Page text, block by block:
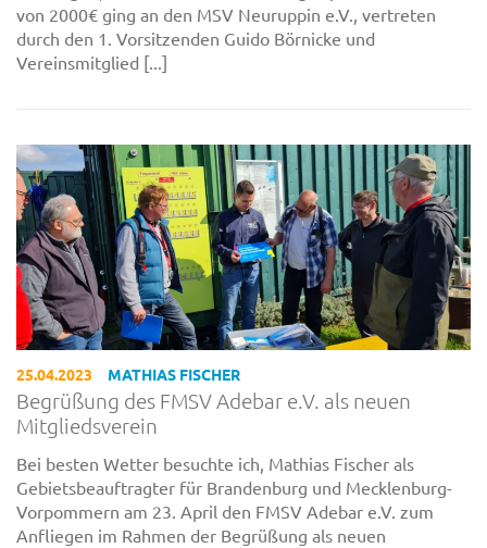
von 2000€ ging an den MSV Neuruppin e.V., vertreten
durch den 1. Vorsitzenden Guido Börnicke und
Vereinsmitglied [...]
25.04.2023 MATHIAS FISCHER
Begrüßung des FMSV Adebar e.V. als neuen
Mitgliedsverein
Bei besten Wetter besuchte ich, Mathias Fischer als
Gebietsbeauftragter für Brandenburg und Mecklenburg-
Vorpommern am 23. April den FMSV Adebar e.V. zum
Anfliegen im Rahmen der Begrüßung als neuen